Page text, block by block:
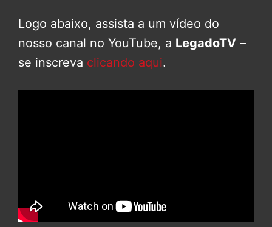
Logo abaixo, assista a um vídeo do
nosso canal no YouTube, a LegadoTV –
se inscreva clicando aqui.